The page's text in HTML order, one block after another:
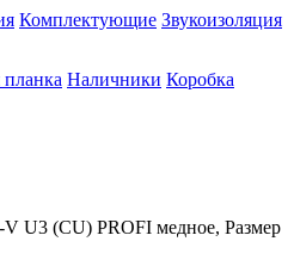
Комплектующие Звукоизоляция
Наличники Коробка
U3 (CU) PROFI медное, Размер